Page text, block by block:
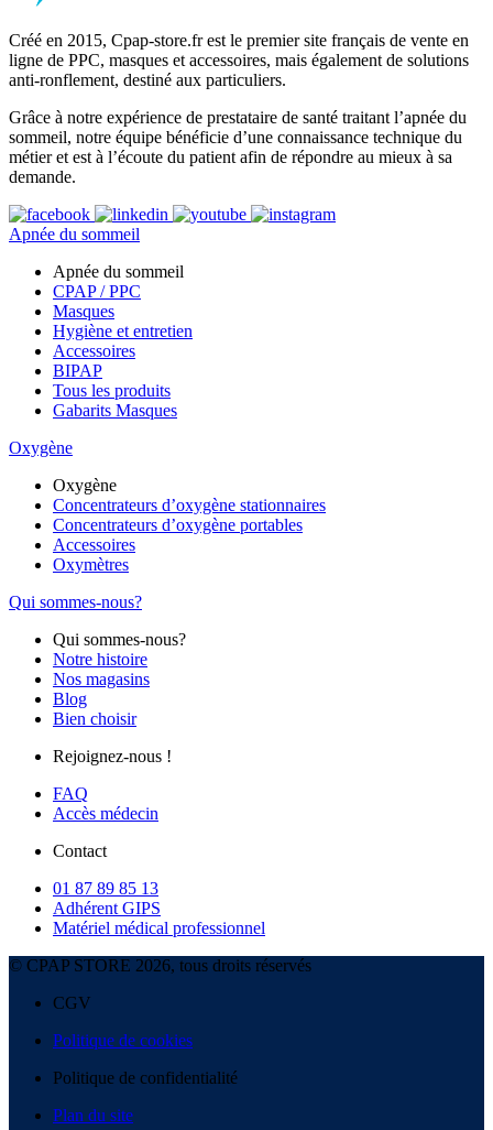
Créé en 2015, Cpap-store.fr est le premier site français de vente en
ligne de PPC, masques et accessoires, mais également de solutions
anti-ronflement, destiné aux particuliers.
Grâce à notre expérience de prestataire de santé traitant l’apnée du
sommeil, notre équipe bénéficie d’une connaissance technique du
métier et est à l’écoute du patient afin de répondre au mieux à sa
demande.
Apnée du sommeil
Apnée du sommeil
CPAP / PPC
Masques
Hygiène et entretien
Accessoires
BIPAP
Tous les produits
Gabarits Masques
Oxygène
Oxygène
Concentrateurs d’oxygène stationnaires
Concentrateurs d’oxygène portables
Accessoires
Oxymètres
Qui sommes-nous?
Qui sommes-nous?
Notre histoire
Nos magasins
Blog
Bien choisir
Rejoignez-nous !
FAQ
Accès médecin
Contact
01 87 89 85 13
Adhérent GIPS
Matériel médical professionnel
© CPAP STORE 2026, tous droits réservés
CGV
Politique de cookies
Politique de confidentialité
Plan du site